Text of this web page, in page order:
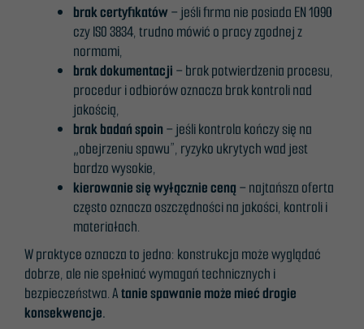
brak certyfikatów – jeśli firma nie posiada EN 1090
czy ISO 3834, trudno mówić o pracy zgodnej z
normami,
brak dokumentacji – brak potwierdzenia procesu,
procedur i odbiorów oznacza brak kontroli nad
jakością,
brak badań spoin – jeśli kontrola kończy się na
„obejrzeniu spawu”, ryzyko ukrytych wad jest
bardzo wysokie,
kierowanie się wyłącznie ceną – najtańsza oferta
często oznacza oszczędności na jakości, kontroli i
materiałach.
W praktyce oznacza to jedno: konstrukcja może wyglądać
dobrze, ale nie spełniać wymagań technicznych i
bezpieczeństwa. Atanie spawanie może mieć drogie
konsekwencje.